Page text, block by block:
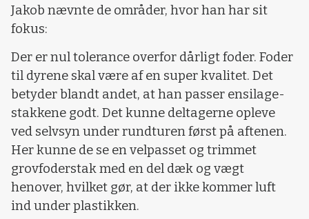
Jakob nævnte de områder, hvor han har sit
fokus:
Der er nul tolerance overfor dårligt foder. Foder
til dyrene skal være af en super kvalitet. Det
betyder blandt andet, at han passer ensilage-
stakkene godt. Det kunne deltagerne opleve
ved selvsyn under rundturen først på aftenen.
Her kunne de se en velpasset og trimmet
grovfoderstak med en del dæk og vægt
henover, hvilket gør, at der ikke kommer luft
ind under plastikken.